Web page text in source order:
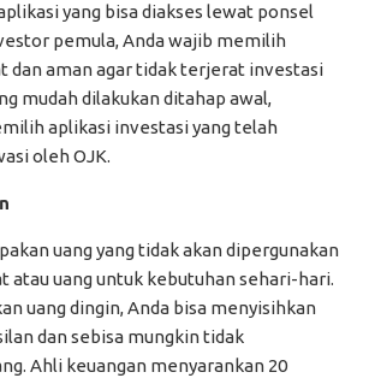
yang bisa diakses lewat ponsel
pemula, Anda wajib memilih
dan aman agar tidak terjerat investasi
mudah dilakukan ditahap awal,
aplikasi investasi yang telah
oleh OJK.
uang yang tidak akan dipergunakan
atau uang untuk kebutuhan sehari-hari.
uang dingin, Anda bisa menyisihkan
dan sebisa mungkin tidak
Ahli keuangan menyarankan 20